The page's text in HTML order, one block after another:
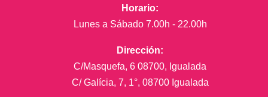
Horario:
Lunes a Sábado 7.00h - 22.00h
Dirección:
C/Masquefa, 6 08700, Igualada
C/ Galícia, 7, 1°, 08700 Igualada